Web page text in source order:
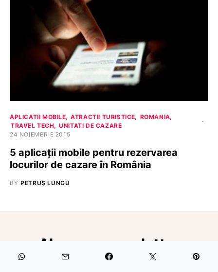
APLICATII MOBILE ATRACTII TURISTICE
ROMANIA
TRAVEL TECH
UNITATI DE CAZARE
24 NOIEMBRIE 2015
5 aplicații mobile pentru rezervarea
locurilor de cazare în România
BY PETRUȘ LUNGU
Abonare newsletter